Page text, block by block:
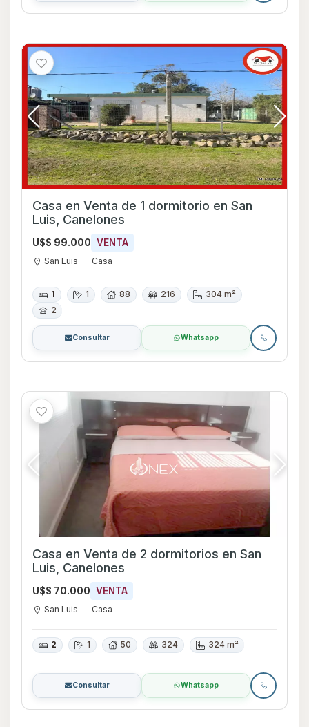
Casa en Venta de 1 dormitorio en San
Luis, Canelones
U$S 99.000 VENTA
San Luis Casa
1 1 88 216
304 m²
2
Consultar Whatsapp
Casa en Venta de 2 dormitorios en San
Luis, Canelones
U$S 70.000 VENTA
San Luis Casa
2 1 50 324 324 m²
Consultar Whatsapp